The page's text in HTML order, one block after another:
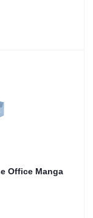
Office Manga